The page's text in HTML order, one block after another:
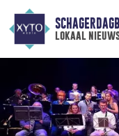
lokaal nieuws